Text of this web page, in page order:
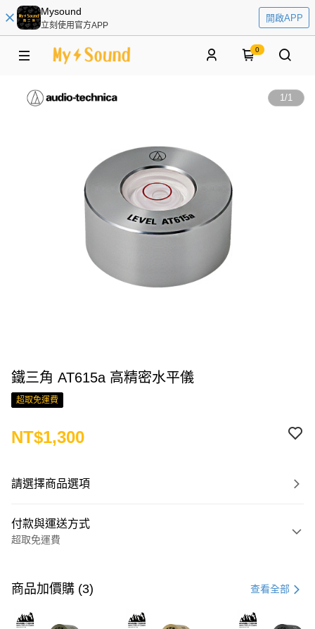
Mysound
立刻使用官方APP
開啟APP
0
1/1
鐵三角 AT615a 高精密水平儀
超取免運費
NT$1,300
請選擇商品選項
付款與運送方式
超取免運費
信用卡一次付款
LINE Pay
商品加價購 (3) 查看全部